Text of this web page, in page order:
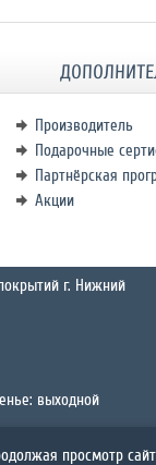
Производитель
Подарочные
Партнёрская
Акции
г. Нижний
выходной
просмотр